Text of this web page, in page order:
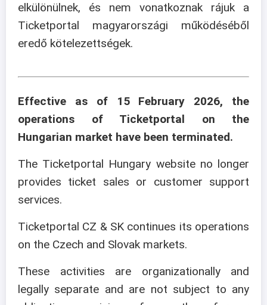
elkülönülnek, és nem vonatkoznak rájuk a
Ticketportal magyarországi működéséből
eredő kötelezettségek.
Effective as of 15 February 2026, the
operations of Ticketportal on the
Hungarian market have been terminated.
The Ticketportal Hungary website no longer
provides ticket sales or customer support
services.
Ticketportal CZ & SK continues its operations
on the Czech and Slovak markets.
These activities are organizationally and
legally separate and are not subject to any